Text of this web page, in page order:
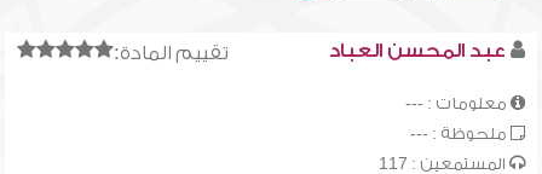
تقييم المادة: عبد المحسن العباد
معلومات : ---
ملحوظة : ---
المستمعين : 117